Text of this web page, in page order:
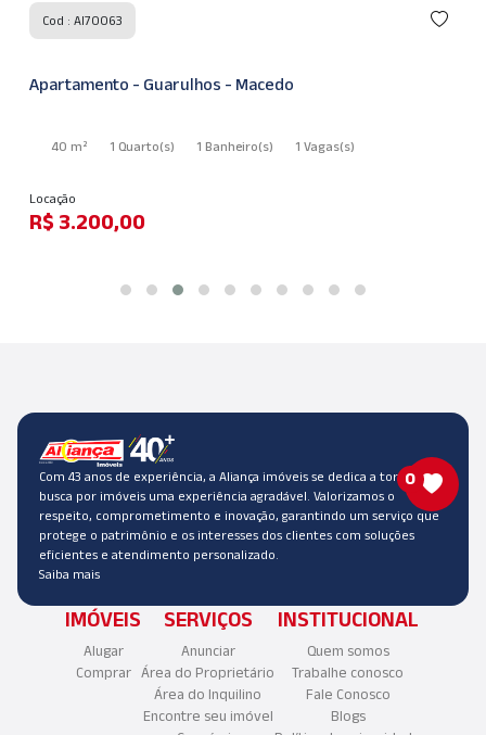
Cod : AI70063
Apartamento - Guarulhos - Macedo
40 m² 1 Quarto(s) 1 Banheiro(s) 1 Vagas(s)
Locação
R$ 3.200,00
Com 43 anos de experiência, a Aliança imóveis se dedica a tornar a
busca por imóveis uma experiência agradável. Valorizamos o
respeito, comprometimento e inovação, garantindo um serviço que
protege o patrimônio e os interesses dos clientes com soluções
eficientes e atendimento personalizado.
Saiba mais
IMÓVEIS
Alugar
Comprar
SERVIÇOS
Anunciar
Área do Proprietário
Área do Inquilino
Encontre seu imóvel
INSTITUCIONAL
Quem somos
Trabalhe conosco
Fale Conosco
Blogs
0